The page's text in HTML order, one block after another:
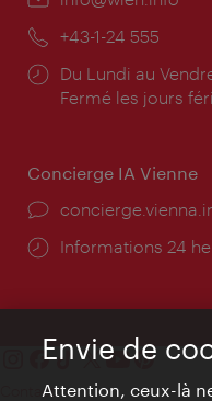
Téléphone:
+43-1-24 555
Horaires
d'ouverture:
Du Lundi au
Fermé les jours
Concierge IA Vienne
Ort:
Öffnungszeiten:
Informations 24
Contact
Envie de
Attention, ceux-là